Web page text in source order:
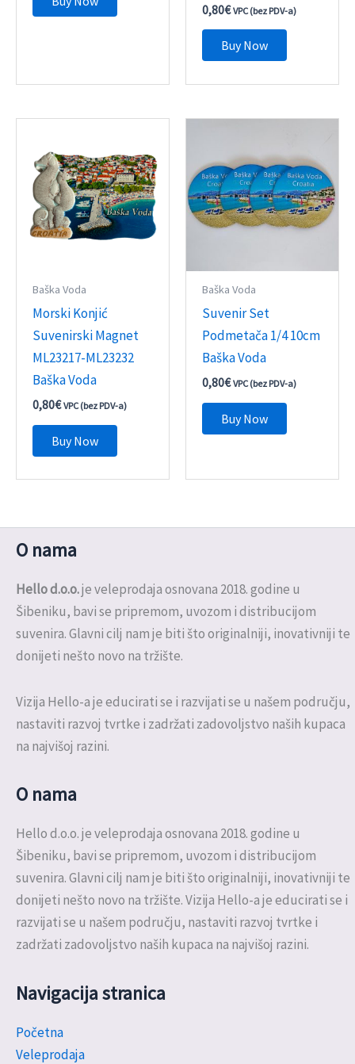
0,80€ VPC (bez PDV-a)
Buy Now
Baška Voda
Morski Konjić
Suvenirski Magnet
ML23217-ML23232
Baška Voda
0,80€ VPC (bez PDV-a)
Buy Now
Baška Voda
Suvenir Set
Podmetača 1/4 10cm
Baška Voda
0,80€ VPC (bez PDV-a)
Buy Now
O nama
Hello d.o.o.je veleprodaja osnovana 2018. godine u
Šibeniku, bavi se pripremom, uvozom i distribucijom
suvenira. Glavni cilj nam je biti što originalniji, inovativniji te
donijeti nešto novo na tržište.
Vizija Hello-a je educirati se i razvijati se u našem području,
nastaviti razvoj tvrtke i zadržati zadovoljstvo naših kupaca
na najvišoj razini.
O nama
Hello d.o.o. je veleprodaja osnovana 2018. godine u
Šibeniku, bavi se pripremom, uvozom i distribucijom
suvenira. Glavni cilj nam je biti što originalniji, inovativniji te
donijeti nešto novo na tržište. Vizija Hello-a je educirati se i
razvijati se u našem području, nastaviti razvoj tvrtke i
zadržati zadovoljstvo naših kupaca na najvišoj razini.
Navigacija stranica
Početna
Veleprodaja